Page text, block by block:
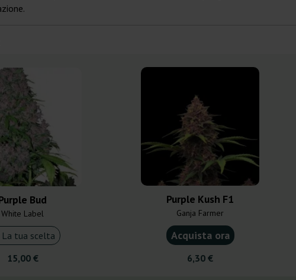
Bud
White Label
La tua scelta
15,00 €
Purple Kush F1
Ganja Farmer
Acquista ora
6,30 €